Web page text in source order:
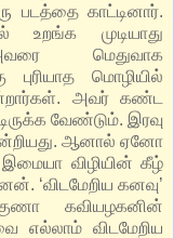
படத்தை காட்டினார்.
முடியாது
மெதுவாக
மொழியில்
அவர் கண்ட
வேண்டும். இரவு
ஆனால் ஏனோ
விழியின் கீழ்
‘விடமேறிய கனவு’
கவியழகனின்
எல்லாம் விடமேறிய